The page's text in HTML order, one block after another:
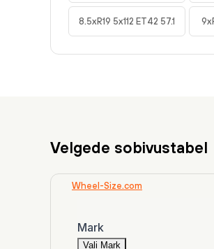
8.5xR19 5x112 ET42 57.1
Velgede sobivustabel
Wheel-Size.com